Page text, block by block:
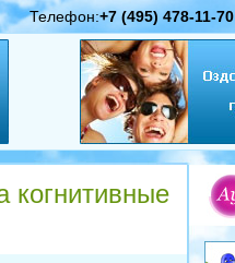
Телефон:+7 (495) 478-11-70
когнитивные